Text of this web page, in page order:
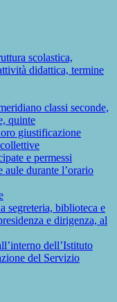
scolastica,
didattica, termine
classi seconde,
quinte
giustificazione
e permessi
durante l’orario
segreteria, biblioteca e
e dirigenza, al
dell’Istituto
del Servizio